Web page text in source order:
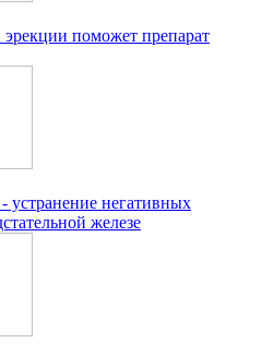
поможет препарат
устранение негативных
железе